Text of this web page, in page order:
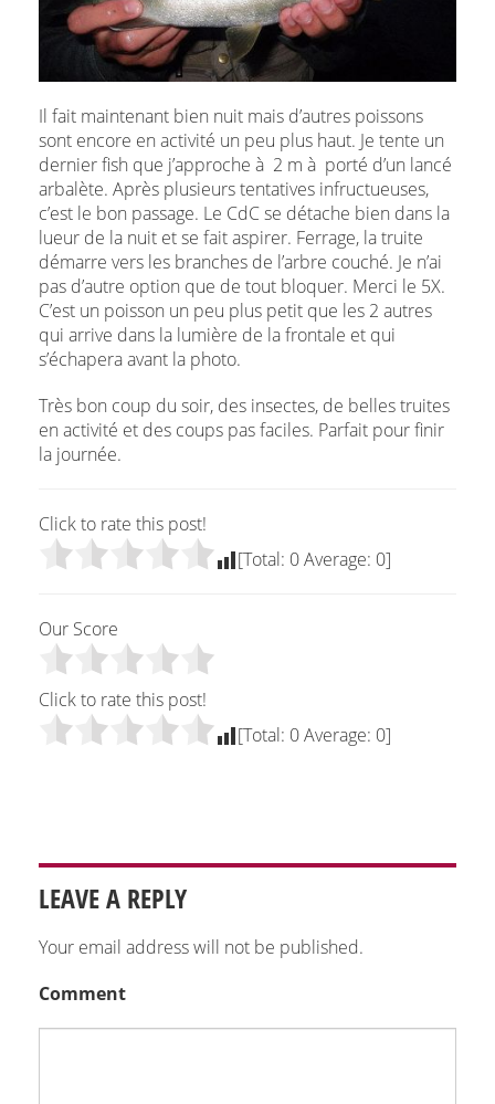
Il fait maintenant bien nuit mais d’autres poissons
sont encore en activité un peu plus haut. Je tente un
dernier fish que j’approche à 2 m à porté d’un lancé
arbalète. Après plusieurs tentatives infructueuses,
c’est le bon passage. Le CdC se détache bien dans la
lueur de la nuit et se fait aspirer. Ferrage, la truite
démarre vers les branches de l’arbre couché. Je n’ai
pas d’autre option que de tout bloquer. Merci le 5X.
C’est un poisson un peu plus petit que les 2 autres
qui arrive dans la lumière de la frontale et qui
s’échapera avant la photo.
Très bon coup du soir, des insectes, de belles truites
en activité et des coups pas faciles. Parfait pour finir
la journée.
Click to rate this post!
[Total: 0Average: 0]
Our Score
Click to rate this post!
[Total: 0Average: 0]
LEAVE A REPLY
Your email address will not be published.
Comment